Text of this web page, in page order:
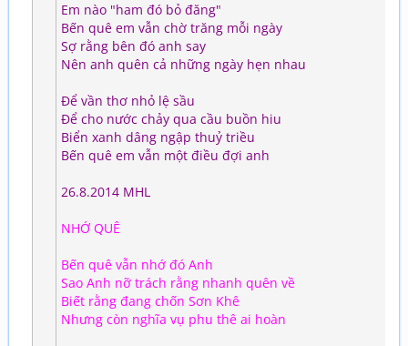
Em nào "ham đó bỏ đăng"
Bến quê em vẫn chờ trăng mỗi ngày
Sợ rằng bên đó anh say
Nên anh quên cả những ngày hẹn nhau
Để vần thơ nhỏ lệ sầu
Để cho nước chảy qua cầu buồn hiu
Biển xanh dâng ngập thuỷ triều
Bến quê em vẫn một điều đợi anh
26.8.2014 MHL
NHỚ QUÊ
Bến quê vẫn nhớ đó Anh
Sao Anh nỡ trách rằng nhanh quên về
Biết rằng đang chốn Sơn Khê
Nhưng còn nghĩa vụ phu thê ai hoàn